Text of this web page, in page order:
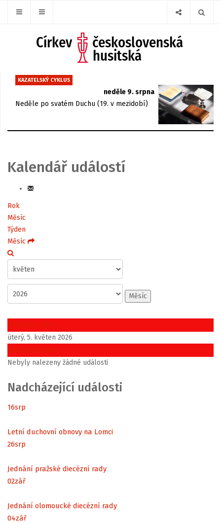
KAZATELSKÝ CYKLUS
neděle 9. srpna
Neděle po svatém Duchu (19. v mezidobí)
Kalendář událostí
Rok
Měsíc
Týden
Měsíc
Měsíc
Předchozí den
úterý, 5. květen 2026
Následující den
Nebyly nalezeny žádné události
Nadcházející události
16srp
Letní duchovní obnovy na Lomci
26srp
Jednání pražské diecézní rady
02zář
Jednání olomoucké diecézní rady
04zář